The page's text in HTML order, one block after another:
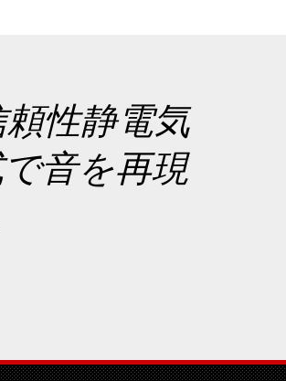
性静電気
音を再現